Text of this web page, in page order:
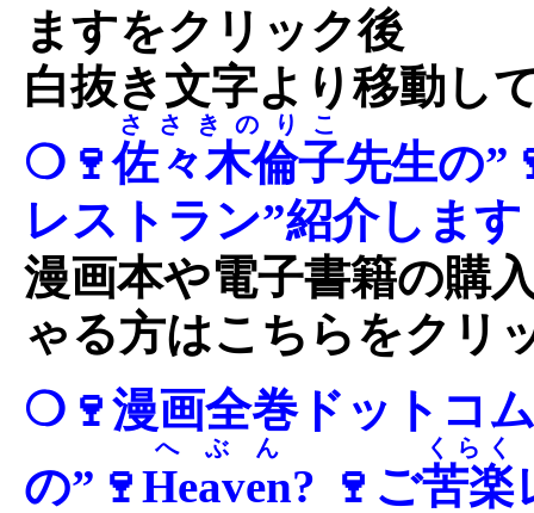
ますをクリック後
白抜き文字より移動し
❍🍷佐々木倫子
ささきのりこ
先生の
レストラン”紹介します
漫画本や電子書籍の購
ゃる方はこちらをクリ
❍🍷漫画全巻ドットコ
の”🍷Heaven
へぶん
? 🍷ご苦楽
くらく